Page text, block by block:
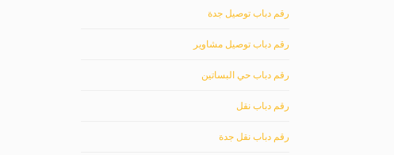
رقم دباب توصيل جدة
رقم دباب توصيل مشاوير
رقم دباب حي البساتين
رقم دباب نقل
رقم دباب نقل جدة